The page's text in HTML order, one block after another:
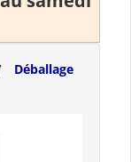
Déballage